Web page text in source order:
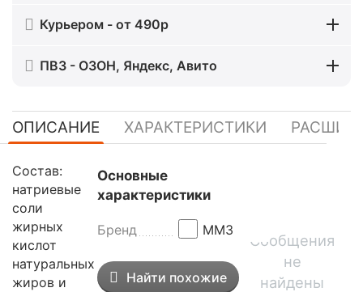
Курьером - от 490р
ПВЗ - ОЗОН, Яндекс, Авито
ОПИСАНИЕ ХАРАКТЕРИСТИКИ
Состав:
натриевые
соли
жирных
кислот
натуральных
жиров и
Основные
характеристики
Бренд ММЗ
Найти похожие
Сообщения
не
найдены